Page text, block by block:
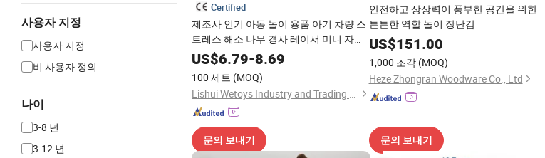
사용자 지정
사용자 지정
비 사용자 정의
나이
3-8 년
3-12 년
Certified
제조사 인기 아동 놀이 용품 아기 차량 스
트레스 해소 나무 경사 레이서 미니 자동
차 트랙 몬테소리 교육용 장난감 어린이
놀이용
US$6.79-8.69
100 세트 (MOQ)
Lishui Wetoys Industry and Trading Co., Ltd.
문의 보내기
안전하고 상상력이 풍부한 공간을 위한
튼튼한 역할 놀이 장난감
US$151.00
1,000 조각 (MOQ)
Heze Zhongran Woodware Co., Ltd
문의 보내기